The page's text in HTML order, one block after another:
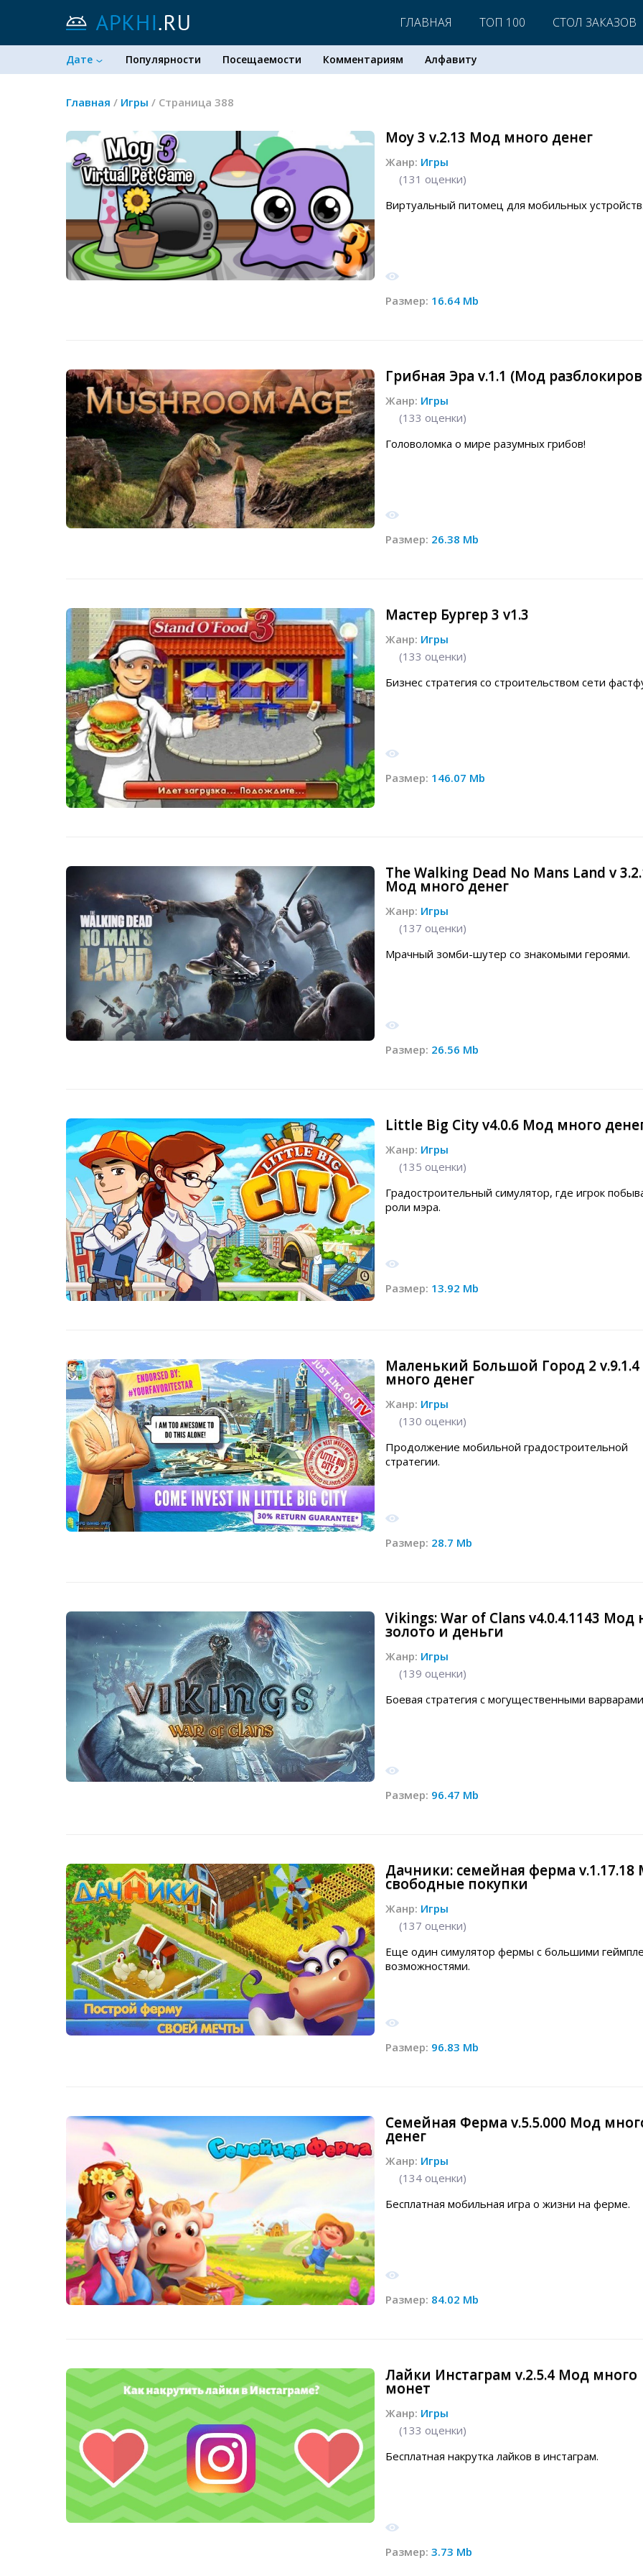
ГЛАВНАЯ ТОП 100 СТОЛ ЗАКАЗОВ
Дате Популярности Посещаемости Комментариям Алфавиту
Главная / Игры / Страница 388
Moy 3 v.2.13 Мод много денег
Жанр: Игры
(131 оценки)
Виртуальный питомец для мобильных
Размер: 16.64 Mb
Грибная Эра v.1.1 (Мод
Жанр: Игры
(133 оценки)
Головоломка о мире разумных грибов!
Размер: 26.38 Mb
Мастер Бургер 3 v1.3
Жанр: Игры
(133 оценки)
Бизнес стратегия со строительством сети
Размер: 146.07 Mb
The Walking Dead No Mans Land v
Мод много денег
Жанр: Игры
(137 оценки)
Мрачный зомби-шутер со знакомыми героями.
Размер: 26.56 Mb
Little Big City v4.0.6 Мод много
Жанр: Игры
(135 оценки)
Градостроительный симулятор, где игрок
роли мэра.
Размер: 13.92 Mb
Маленький Большой Город 2
много денег
Жанр: Игры
(130 оценки)
Продолжение мобильной градостроительной
стратегии.
Размер: 28.7 Mb
Vikings: War of Clans v4.0.4.1143 Мод
золото и деньги
Жанр: Игры
(139 оценки)
Боевая стратегия с могущественными
Размер: 96.47 Mb
Дачники: семейная ферма v.1.17.18
свободные покупки
Жанр: Игры
(137 оценки)
Еще один симулятор фермы с большими
возможностями.
Размер: 96.83 Mb
Семейная Ферма v.5.5.000 Мод
денег
Жанр: Игры
(134оценки)
Бесплатная мобильная игра о жизни на ферме.
Размер: 84.02 Mb
Лайки Инстаграм v.2.5.4 Мод много
монет
Жанр: Игры
(133 оценки)
Бесплатная накрутка лайков в инстаграм.
Размер: 3.73 Mb